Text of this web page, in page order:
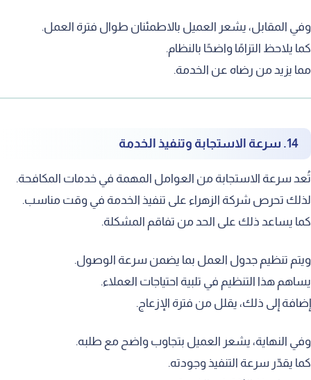
المقابل، يشعر العميل بالاطمئنان طوال فترة العمل.
يلاحظ التزامًا واضحًا بالنظام.
يزيد من رضاه عن الخدمة.
14. سرعة الاستجابة وتنفيذ الخدمة
سرعة الاستجابة من العوامل المهمة في خدمات المكافحة.
تحرص شركة الزهراء على تنفيذ الخدمة في وقت مناسب.
يساعد ذلك على الحد من تفاقم المشكلة.
تنظيم جدول العمل بما يضمن سرعة الوصول.
هذا التنظيم في تلبية احتياجات العملاء.
إلى ذلك، يقلل من فترة الإزعاج.
النهاية، يشعر العميل بتجاوب واضح مع طلبه.
يقدّر سرعة التنفيذ وجودته.